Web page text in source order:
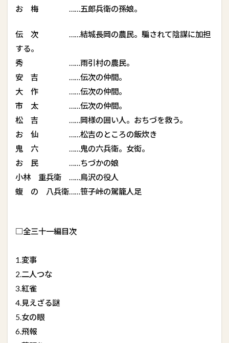
お 梅 ……五郎兵衛の孫娘。
伝 次 ……結城長岡の農民。騙されて陰謀に加担
する。
秀 ……雨引村の農民。
安 吉 ……伝次の仲間。
大 作 ……伝次の仲間。
市 太 ……伝次の仲間。
松 吉 ……岡様の囲い人。おちづを救う。
お 仙 ……松吉のところの飯炊き
鬼 六 ……鬼の六兵衛。女衒。
お 民 ……ちづかの娘
小林 重兵衛 ……鳥沢の役人
蝮 の 八兵衛……笹子峠の駕籠人足
□全三十一編目次
1.変事
2.二人つな
3.紅雀
4.見えざる謎
5.女の眼
6.飛報